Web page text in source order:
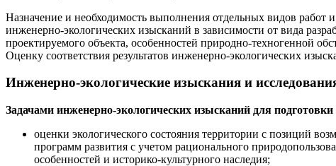
Назначение и необходимость выполнения отдельных видов работ
инженерно-экологических изысканий в зависимости от вида
проектируемого объекта, особенностей природно-техногенной
Оценку соответствия результатов инженерно-экологических
Инженерно-экологические изыскания и
Задачами инженерно-экологических изысканий для
оценки экологического состояния территории с позиций
программ развития с учетом рационального
особенностей и историко-культурного наследия;